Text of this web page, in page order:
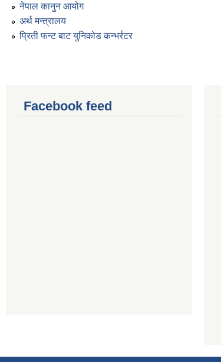
नेपाल कानुन आयोग
अर्थ मन्त्रालय
प्रिती फन्ट बाट युनिकोड कन्भर्रटर
Facebook feed